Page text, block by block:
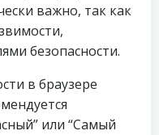
важно, так как
безопасности.
в браузере
или “Самый